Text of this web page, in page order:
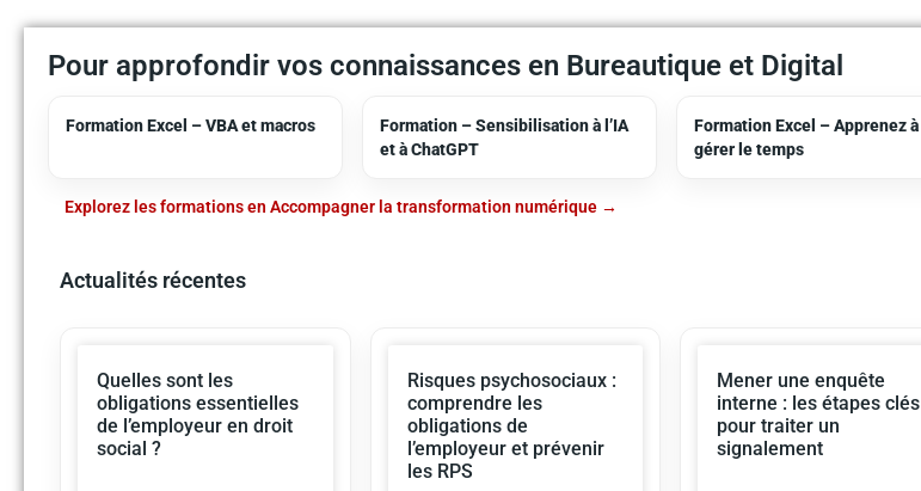
Pour approfondir vos connaissances en Bureautique et Digital
Formation Excel – VBA et macros
Formation – Sensibilisation à l’IA
et à ChatGPT
Formation Excel – Apprenez à
gérer le temps
Explorez les formations en Accompagner la transformation numérique
Actualités récentes
Quelles sont les
obligations essentielles
de l’employeur en droit
social ?
Risques psychosociaux :
comprendre les
obligations de
l’employeur et prévenir
les RPS
Mener une enquête
interne : les étapes clés
pour traiter un
signalement